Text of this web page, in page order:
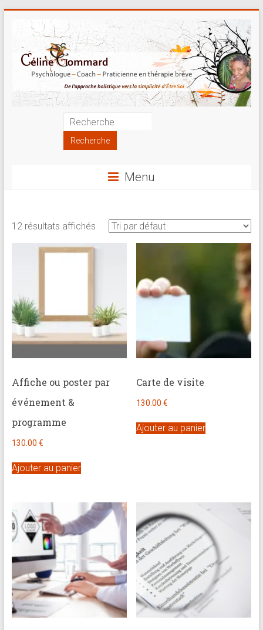
content
Psychologue
Praticienne
en
thérapie
Approche
holistique
:
psychologue,
coach
en
thérapie
Menu
12 résultats affichés
Affiche ou poster par
événement &
programme
130.00 €
Ajouter au panier
Carte de visite
130.00€
Ajouter au panier